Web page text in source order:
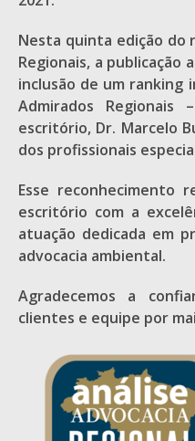
Nesta quinta edição do
Regionais, a publicação
inclusão de um ranking
Admirados
escritório, Dr. Marcelo
dos profissionais
Esse reconhecimento
escritório com a
atuação dedicada em
advocacia ambiental.
Agradecemos a
clientes e equipe por